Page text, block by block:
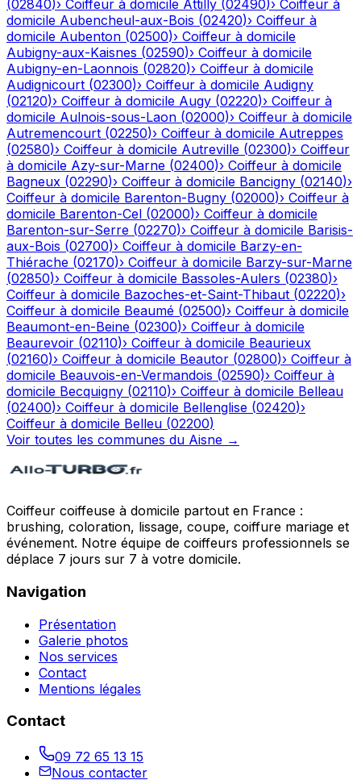
(02840)› Coiffeur à domicile Attilly (02490)› Coiffeur à
domicile Aubencheul-aux-Bois (02420)› Coiffeur à
domicile Aubenton (02500)› Coiffeur à domicile
Aubigny-aux-Kaisnes (02590)› Coiffeur à domicile
Aubigny-en-Laonnois (02820)› Coiffeur à domicile
Audignicourt (02300)› Coiffeur à domicile Audigny
(02120)› Coiffeur à domicile Augy (02220)› Coiffeur à
domicile Aulnois-sous-Laon (02000)› Coiffeur à domicile
Autremencourt (02250)› Coiffeur à domicile Autreppes
(02580)› Coiffeur à domicile Autreville (02300)› Coiffeur
à domicile Azy-sur-Marne (02400)› Coiffeur à domicile
Bagneux (02290)› Coiffeur à domicile Bancigny (02140)›
Coiffeur à domicile Barenton-Bugny (02000)› Coiffeur à
domicile Barenton-Cel (02000)› Coiffeur à domicile
Barenton-sur-Serre (02270)› Coiffeur à domicile Barisis-
aux-Bois (02700)› Coiffeur à domicile Barzy-en-
Thiérache (02170)› Coiffeur à domicile Barzy-sur-Marne
(02850)› Coiffeur à domicile Bassoles-Aulers (02380)›
Coiffeur à domicile Bazoches-et-Saint-Thibaut (02220)›
Coiffeur à domicile Beaumé (02500)› Coiffeur à domicile
Beaumont-en-Beine (02300)› Coiffeur à domicile
Beaurevoir (02110)› Coiffeur à domicile Beaurieux
(02160)› Coiffeur à domicile Beautor (02800)› Coiffeur à
domicile Beauvois-en-Vermandois (02590)› Coiffeur à
domicile Becquigny (02110)› Coiffeur à domicile Belleau
(02400)› Coiffeur à domicile Bellenglise (02420)›
Coiffeur à domicile Belleu (02200)
Voir toutes les communes du Aisne →
Coiffeur coiffeuse à domicile partout en France :
brushing, coloration, lissage, coupe, coiffure mariage et
événement. Notre équipe de coiffeurs professionnels se
déplace 7 jours sur 7 à votre domicile.
Navigation
Présentation
Galerie photos
Nos services
Contact
Mentions légales
Contact
09 72 65 13 15
Nous contacter